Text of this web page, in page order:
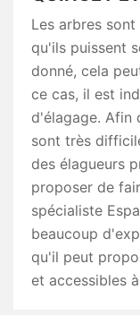
Les arbres
qu'ils puissent
donné, cela
ce cas, il est
d'élagage. Afin
sont très
des élagueurs
proposer de
spécialiste
beaucoup
qu'il peut
et accessibles